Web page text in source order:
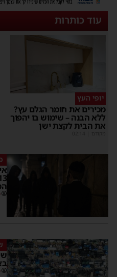
עוד כותרות
יופי העץ
מכירים את חומר הגלם עץ?
ללא הבנה – שימוש בו יהפוך
את הבית לקצת ישן
מקודם